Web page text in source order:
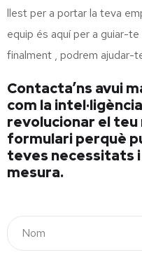
llest per a portar la teva
equip és aquí per a guiar-
finalment , podrem ajudar-
Contacta’ns avui
com la
revolucionar el teu
formulari perquè
teves necessitats
mesura.